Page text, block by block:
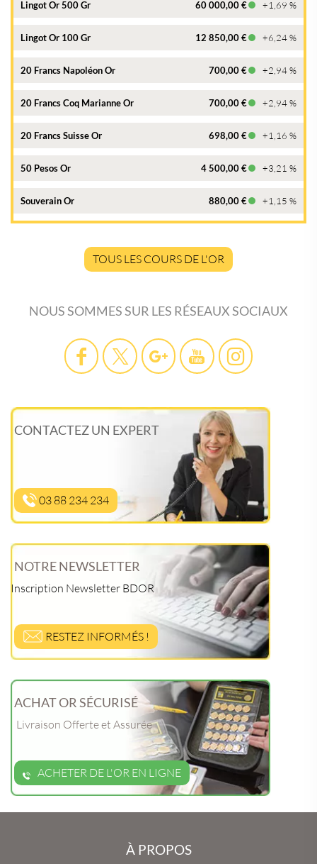
Lingot Or 500 Gr 60 000,00 € +1,69 %
Lingot Or 100 Gr 12 850,00 € +6,24 %
20 Francs Napoléon Or 700,00 € +2,94 %
20 Francs Coq Marianne Or 700,00 € +2,94 %
20 Francs Suisse Or 698,00 € +1,16 %
50 Pesos Or 4 500,00 € +3,21 %
Souverain Or 880,00 € +1,15 %
TOUS LES COURS DE L'OR
NOUS SOMMES SUR LES RÉSEAUX SOCIAUX
CONTACTEZ UN EXPERT
03 88 234 234
NOTRE NEWSLETTER
Inscription Newsletter BDOR
RESTEZ INFORMÉS !
ACHAT OR SÉCURISÉ
Livraison Offerte et Assurée
ACHETER DE L'OR EN LIGNE
À PROPOS